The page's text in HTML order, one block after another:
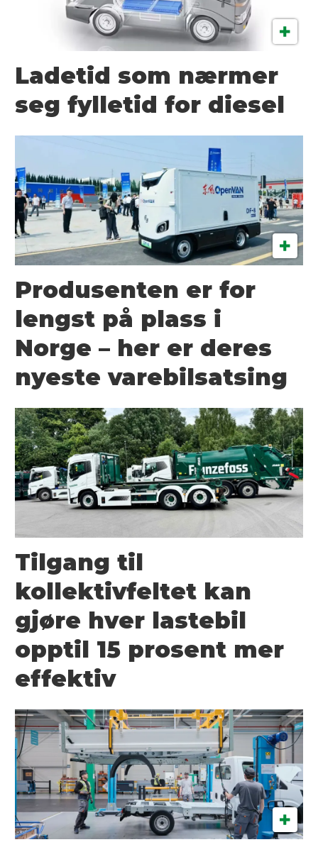
Ladetid som nærmer
seg fylletid for diesel
Produsenten er for
lengst på plass i
Norge – her er deres
nyeste varebilsatsing
Tilgang til
kollektivfeltet kan
gjøre hver lastebil
opptil 15 prosent mer
effektiv